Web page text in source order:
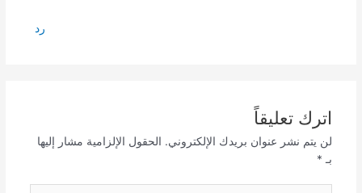
رد
اترك تعليقاً
لن يتم نشر عنوان بريدك الإلكتروني. الحقول الإلزامية مشار إليها
بـ *